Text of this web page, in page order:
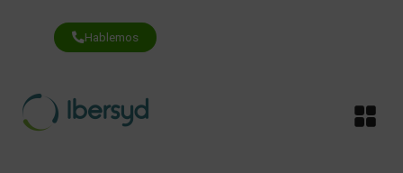
contenido
Hablemos